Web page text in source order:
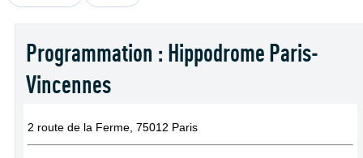
Programmation : Hippodrome Paris-
Vincennes
2 route de la Ferme, 75012 Paris